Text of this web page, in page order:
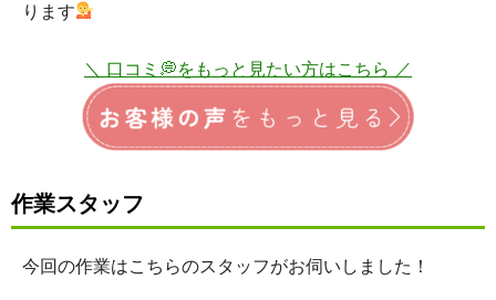
ります
＼ 口コミ💭をもっと見たい方はこちら ／
作業スタッフ
今回の作業はこちらのスタッフがお伺いしました！